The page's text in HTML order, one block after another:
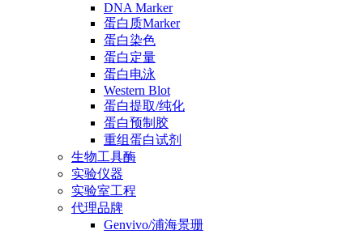
DNA Marker
蛋白质Marker
蛋白染色
蛋白定量
蛋白电泳
Western Blot
蛋白提取/纯化
蛋白预制胶
重组蛋白试剂
生物工具酶
实验仪器
实验室工程
代理品牌
Genvivo/浦海景珊